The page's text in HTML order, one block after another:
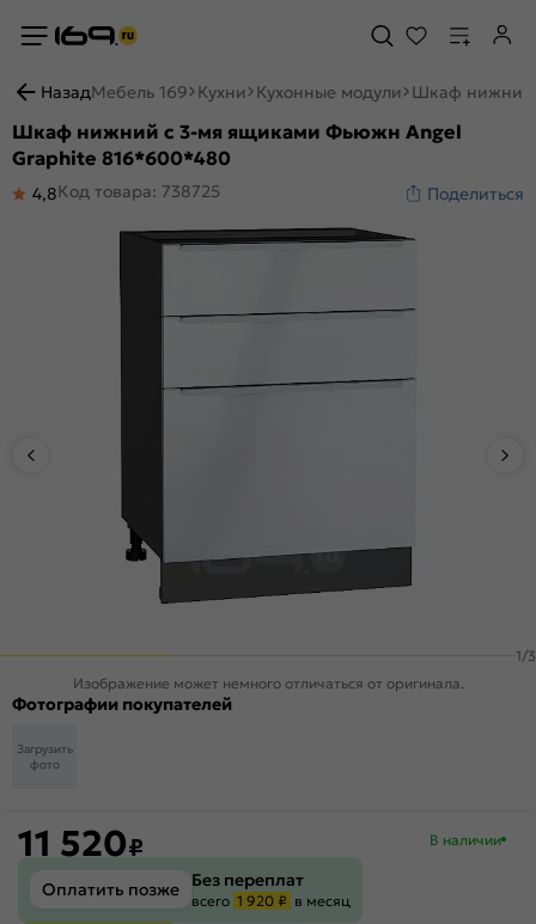
НазадМебель 169 Кухни Кухонные модули Шкаф нижний
Шкаф нижний с 3-мя ящиками Фьюжн Angel
Graphite 816*600*480
4,8Код товара: 738725 Поделиться
1/3
Изображение может немного отличаться от оригинала.
Фотографии покупателей
Загрузить
фото
11 520₽ В наличии
Оплатить позже Без переплат
всего 1 920 ₽ в месяц